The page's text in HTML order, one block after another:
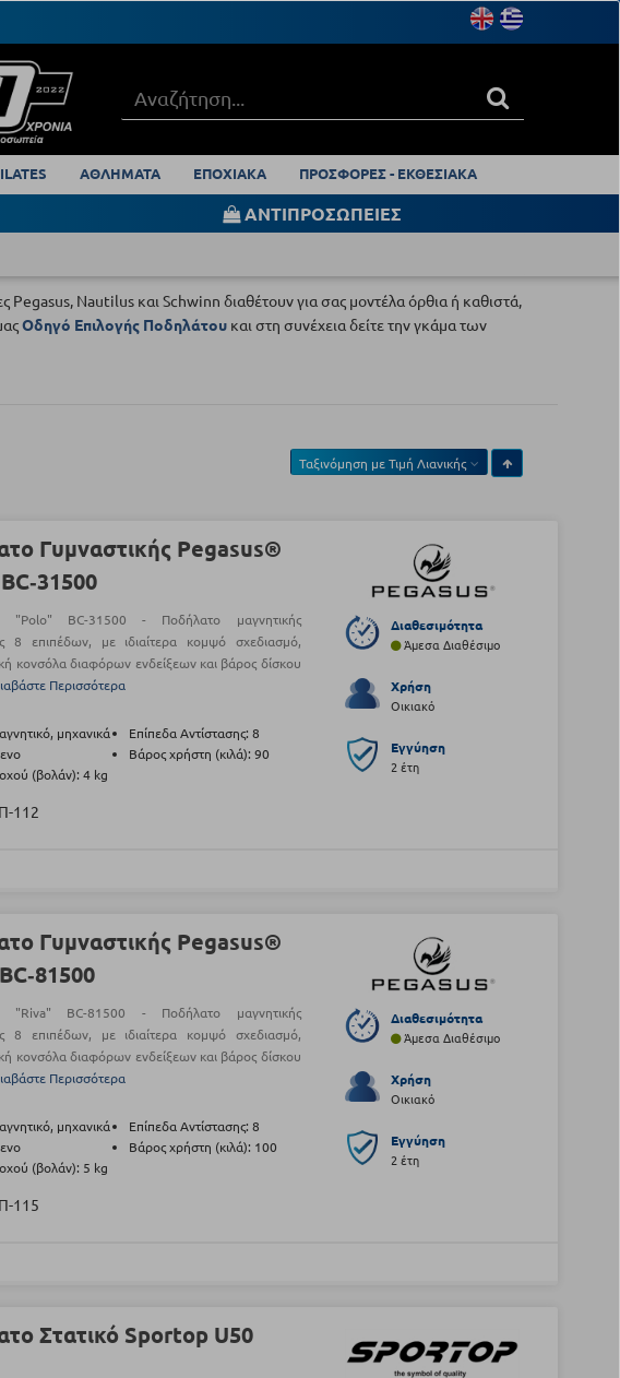
ΑΘΛΗΜΑΤΑ ΕΠΟΧΙΑΚΑ ΠΡΟΣΦΟΡΕΣ - ΕΚΘΕΣΙΑΚΑ
ΑΝΤΙΠΡΟΣΩΠΕΙΕΣ
Pegasus, Nautilus και Schwinn διαθέτουν για σας μοντέλα όρθια ή καθιστά,
Οδηγό Επιλογής Ποδηλάτου και στη συνέχεια δείτε την γκάμα των
Ταξινόμηση μεΤιμή Λιανικής
Γυμναστικής Pegasus®
"Polo" BC-31500 - Ποδήλατο μαγνητικής
8 επιπέδων, με ιδιαίτερα κομψό σχεδιασμό,
κονσόλα διαφόρων ενδείξεων και βάρος δίσκου
Περισσότερα
μηχανικά
Επίπεδα Αντίστασης: 8
Βάρος χρήστη (κιλά): 90
(βολάν): 4 kg
Π-112
Διαθεσιμότητα
Άμεσα Διαθέσιμο
Χρήση
Οικιακό
Εγγύηση
2 έτη
Γυμναστικής Pegasus®
"Riva" BC-81500 - Ποδήλατο μαγνητικής
8 επιπέδων, με ιδιαίτερα κομψό σχεδιασμό,
κονσόλα διαφόρων ενδείξεων και βάρος δίσκου
Περισσότερα
μηχανικά
Επίπεδα Αντίστασης: 8
Βάρος χρήστη (κιλά): 100
(βολάν): 5 kg
Π-115
Διαθεσιμότητα
Άμεσα Διαθέσιμο
Χρήση
Οικιακό
Εγγύηση
2 έτη
Στατικό Sportop U50